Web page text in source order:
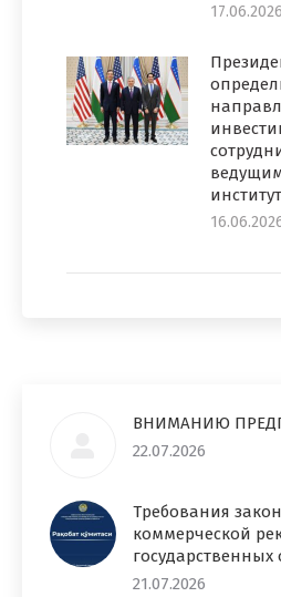
17.06.2026
ВНИМАНИЮ
22.07.2026
Требования
коммерческой
государственных
21.07.2026